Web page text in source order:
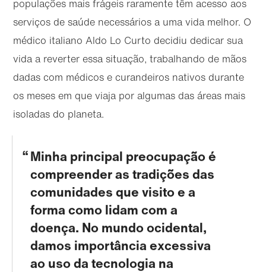
populações mais frágeis raramente têm acesso aos
serviços de saúde necessários a uma vida melhor. O
médico italiano Aldo Lo Curto decidiu dedicar sua
vida a reverter essa situação, trabalhando de mãos
dadas com médicos e curandeiros nativos durante
os meses em que viaja por algumas das áreas mais
isoladas do planeta.
Minha principal preocupação é
compreender as tradições das
comunidades que visito e a
forma como lidam com a
doença. No mundo ocidental,
damos importância excessiva
ao uso da tecnologia na